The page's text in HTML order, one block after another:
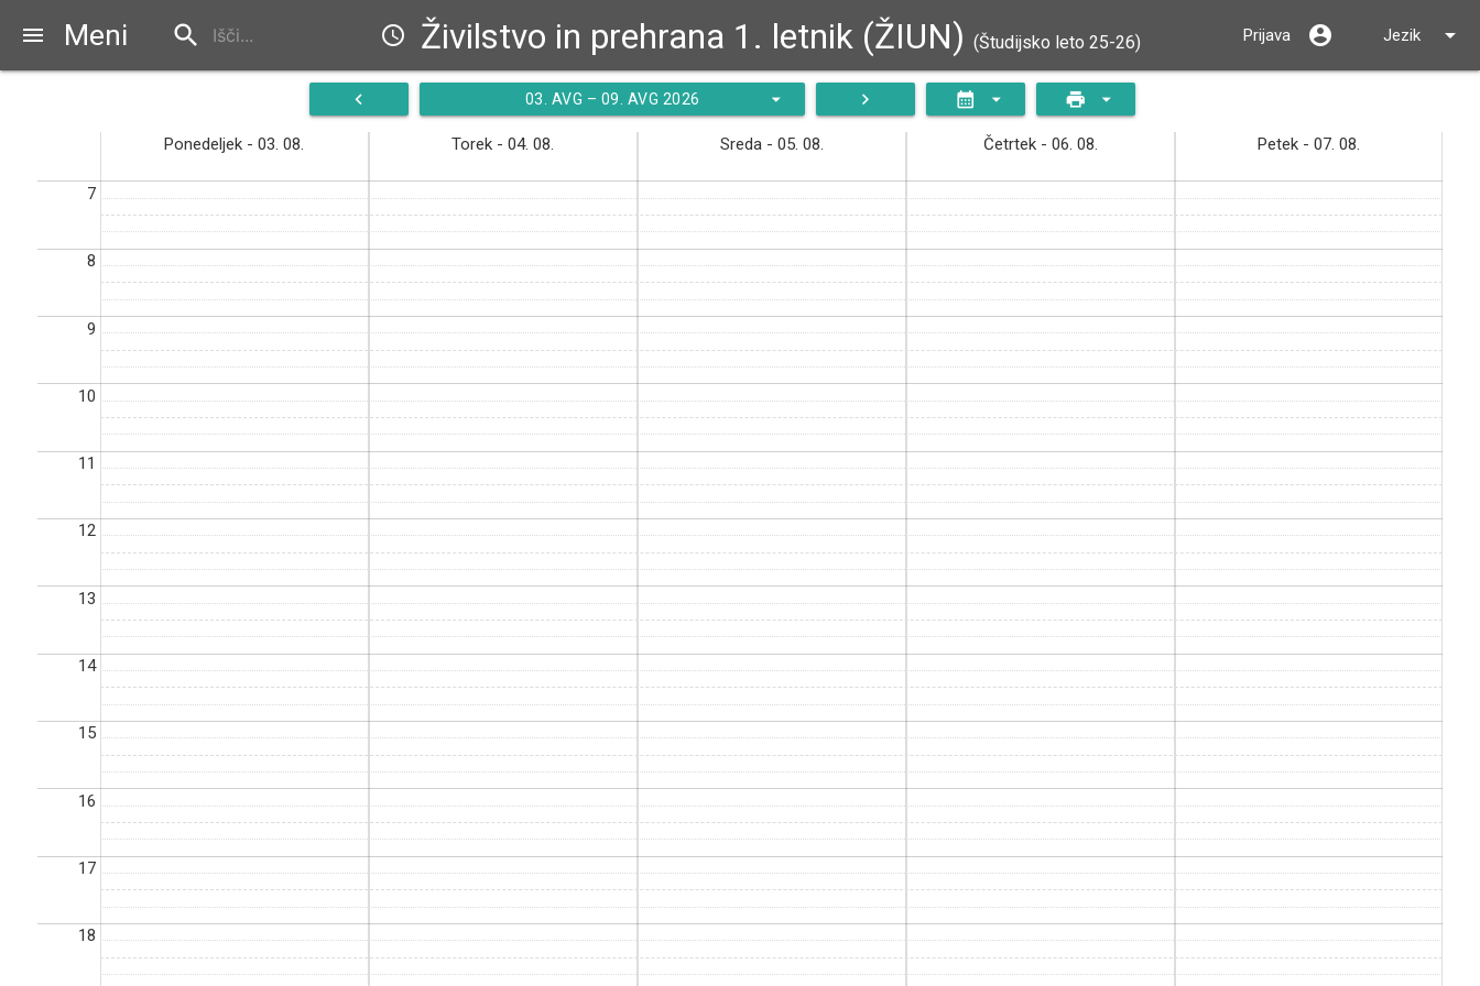
schedule Živilstvo in prehrana 1. letnik (ŽIUN)(Študijsko leto 25-26)
menu Meni Jezik arrow_drop_down
account_circle
Prijava
search
navigate_before 03. AVG – 09. AVG 2026 arrow_drop_down navigate_next calendar_month arrow_drop_down print arrow_drop_down
Ponedeljek - 03. 08. Torek - 04. 08. Sreda - 05. 08. Četrtek - 06. 08. Petek - 07. 08.
7
8
9
10
11
12
13
14
15
16
17
18